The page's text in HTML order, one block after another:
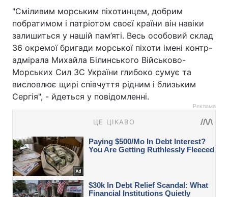
"Сміливим морським піхотинцем, добрим
побратимом і патріотом своєї країни він навіки
залишиться у нашій пам’яті. Весь особовий склад
36 окремої бригади морської піхоти імені контр-
адмірала Михайла Білинського Військово-
Морських Сил ЗС України глибоко сумує та
висловлює щирі співчуття рідним і близьким
Сергія", - йдеться у повідомленні.
Реклама